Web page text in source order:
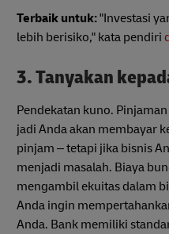
Terbaik untuk:"Investasi
lebih berisiko," kata pendiri
3. Tanyakan
Pendekatan kuno.
jadi Anda akan membayar
pinjam – tetapi jika bisnis
menjadi masalah. Biaya
mengambil ekuitas dalam
Anda ingin
Anda. Bank memiliki